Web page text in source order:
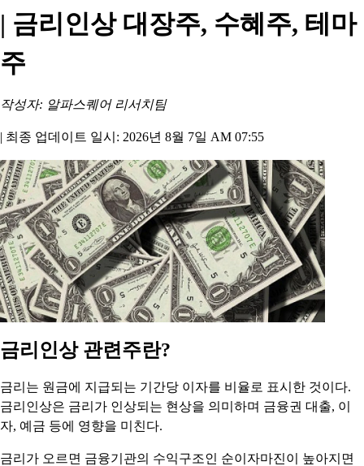
| 금리인상 대장주, 수혜주, 테마
주
작성자: 알파스퀘어 리서치팀
| 최종 업데이트 일시: 2026년 8월 7일 AM 07:55
금리인상 관련주란?
금리는 원금에 지급되는 기간당 이자를 비율로 표시한 것이다.
금리인상은 금리가 인상되는 현상을 의미하며 금융권 대출, 이
자, 예금 등에 영향을 미친다.
금리가 오르면 금융기관의 수익구조인 순이자마진이 높아지면